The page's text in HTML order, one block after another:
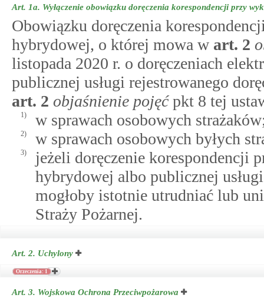
Art. 1a. Wyłączenie obowiązku doręczenia korespondencji przy
Obowiązku doręczenia
hybrydowej, o której mowa w art. 2
listopada 2020 r. o doręczeniach
publicznej usługi rejestrowanego
art. 2 objaśnienie pojęćpkt 8 tej
1) w sprawach osobowych
2) w sprawach osobowych byłych
3)
jeżeli doręczenie korespondencji
hybrydowej albo publicznej
mogłoby istotnie utrudniać lub
Straży Pożarnej.
Art. 2. Uchylony
Orzeczenia: 1
Art. 3. Wojskowa Ochrona Przeciwpożarowa